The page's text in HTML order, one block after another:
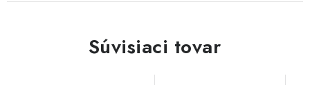
Súvisiaci tovar